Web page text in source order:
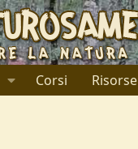
Corsi Risorse